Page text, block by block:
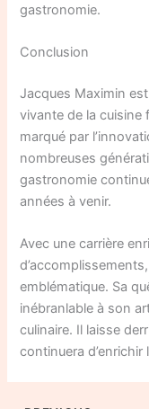
gastronomie.
Conclusion
Jacques Maximin
vivante de la cuisine
marqué par
nombreuses
gastronomie
années à venir.
Avec une carrière
emblématique. Sa
inébranlable à son
culinaire. Il laisse
continuera